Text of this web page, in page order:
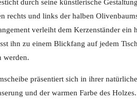
durch seine künstlerische
rechts und links der halben
verleiht dem Kerzenständer ein
ihn zu einem Blickfang auf jedem
werden.
präsentiert sich in ihrer
und der warmen Farbe des